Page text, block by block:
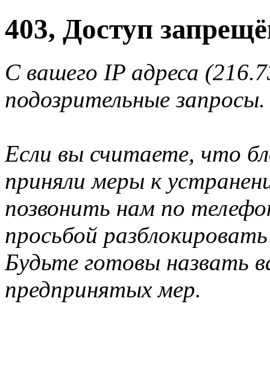
403, Доступ
С вашего IP адреса
подозрительные запросы.
Если вы считаете, что
приняли меры к
позвонить нам по
просьбой
Будьте готовы назвать
предпринятых мер.